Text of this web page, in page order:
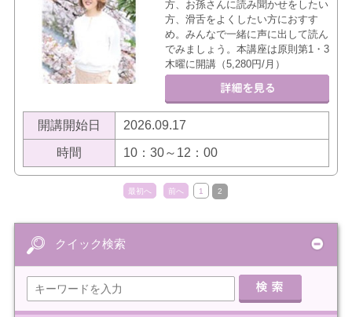
方、お孫さんに読み聞かせをしたい
方、滑舌をよくしたい方におすす
め。みんなで一緒に声に出して読ん
でみましょう。本講座は原則第1・3
木曜に開講（5,280円/月）
開講開始日 2026.09.17
時間 10：30～12：00
最初へ 前へ 1 2
クイック検索